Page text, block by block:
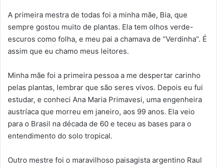
A primeira mestra de todas foi a minha mãe, Bia, que
sempre gostou muito de plantas. Ela tem olhos verde-
escuros como folha, e meu pai a chamava de “Verdinha”. É
assim que eu chamo meus leitores.
Minha mãe foi a primeira pessoa a me despertar carinho
pelas plantas, lembrar que são seres vivos. Depois eu fui
estudar, e conheci Ana Maria Primavesi, uma engenheira
austríaca que morreu em janeiro, aos 99 anos. Ela veio
para o Brasil na década de 60 e teceu as bases para o
entendimento do solo tropical.
Outro mestre foi o maravilhoso paisagista argentino Raul